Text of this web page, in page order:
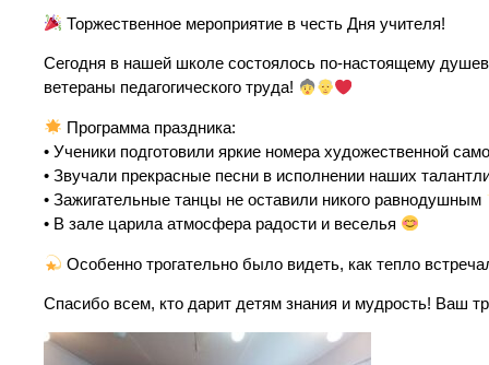
Торжественное мероприятие в честь Дня учителя!
Сегодня в нашей школе состоялось по-настоящему
ветераны педагогического труда!
Программа праздника:
• Ученики подготовили яркие номера художественной
• Звучали прекрасные песни в исполнении наших
• Зажигательные танцы не оставили никого равнодушным
• В зале царила атмосфера радости и веселья
Особенно трогательно было видеть, как тепло
Спасибо всем, кто дарит детям знания и мудрость! Ваш